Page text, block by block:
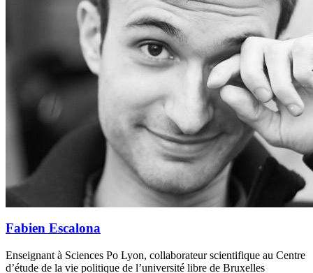
Fabien Escalona
Enseignant à Sciences Po Lyon, collaborateur scientifique au Centre
d’étude de la vie politique de l’université libre de Bruxelles